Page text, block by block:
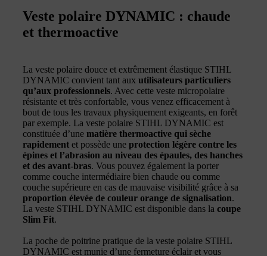
Veste polaire DYNAMIC : chaude
et thermoactive
La veste polaire douce et extrêmement élastique STIHL
DYNAMIC convient tant aux utilisateurs particuliers
qu’aux professionnels. Avec cette veste micropolaire
résistante et très confortable, vous venez efficacement à
bout de tous les travaux physiquement exigeants, en forêt
par exemple. La veste polaire STIHL DYNAMIC est
constituée d’une matière thermoactive qui sèche
rapidement et possède une protection légère contre les
épines et l’abrasion au niveau des épaules, des hanches
et des avant-bras. Vous pouvez également la porter
comme couche intermédiaire bien chaude ou comme
couche supérieure en cas de mauvaise visibilité grâce à sa
proportion élevée de couleur orange de signalisation.
La veste STIHL DYNAMIC est disponible dans la coupe
Slim Fit.
La poche de poitrine pratique de la veste polaire STIHL
DYNAMIC est munie d’une fermeture éclair et vous